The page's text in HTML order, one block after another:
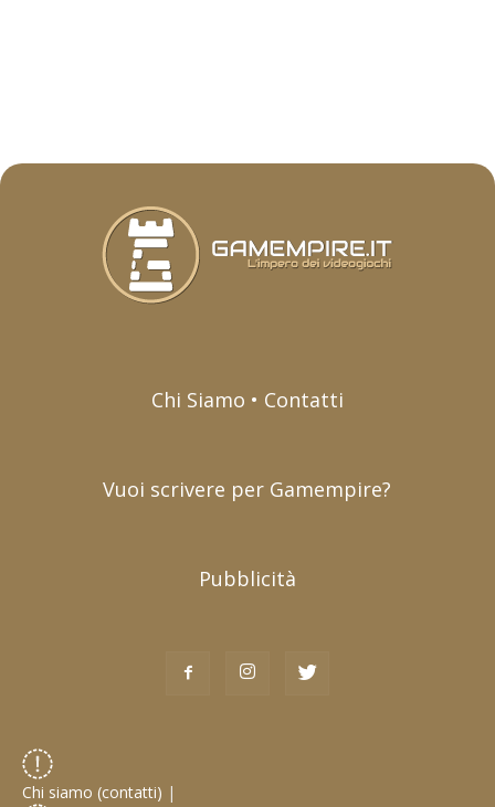
Chi Siamo • Contatti
Vuoi scrivere per Gamempire?
Pubblicità
Chi siamo (contatti) |